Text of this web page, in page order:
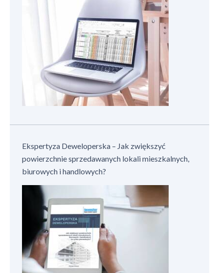
Ekspertyza Deweloperska – Jak zwiększyć
powierzchnie sprzedawanych lokali mieszkalnych,
biurowych i handlowych?